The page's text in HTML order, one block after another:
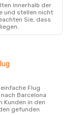
innerhalb der
und stellen nicht
Sie, dass
Barcelona
Kunden in den
gefunden